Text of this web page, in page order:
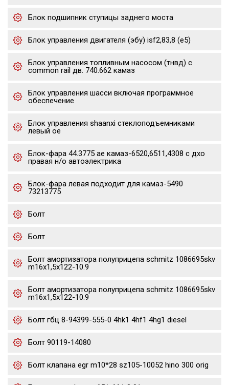
Блок подшипник ступицы заднего моста
Блок управления двигателя (эбу) isf2,83,8 (е5)
Блок управления топливным насосом (тнвд) с
common rail дв. 740.662 камаз
Блок управления шасси включая программное
обеспечение
Блок управления shaanxi стеклоподъемниками
левый oe
Блок-фара 44.3775 ae камаз-6520,6511,4308 с дхо
правая н/о автоэлектрика
Блок-фара левая подходит для камаз-5490
73213775
Болт
Болт
Болт амортизатора полуприцепа schmitz 1086695skv
m16x1,5х122-10.9
Болт амортизатора полуприцепа schmitz 1086695skv
m16x1,5х122-10.9
Болт гбц 8-94399-555-0 4hk1 4hf1 4hg1 diesel
Болт 90119-14080
Болт клапана egr m10*28 sz105-10052 hino 300 orig